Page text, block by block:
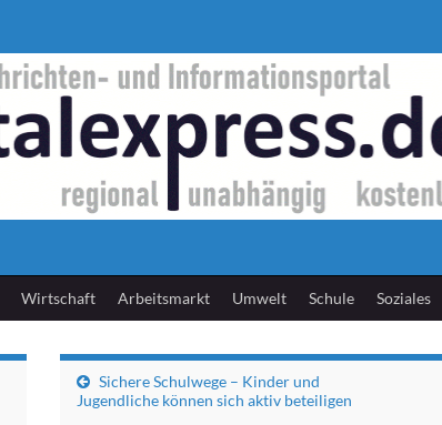
Wirtschaft Arbeitsmarkt Umwelt Schule Soziales
Sichere Schulwege – Kinder und
Jugendliche können sich aktiv beteiligen